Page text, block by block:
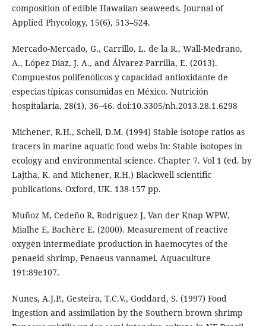
composition of edible Hawaiian seaweeds. Journal of
Applied Phycology, 15(6), 513–524.
Mercado-Mercado, G., Carrillo, L. de la R., Wall-Medrano,
A., López Díaz, J. A., and Álvarez-Parrilla, E. (2013).
Compuestos polifenólicos y capacidad antioxidante de
especias típicas consumidas en México. Nutrición
hospitalaria, 28(1), 36–46. doi:10.3305/nh.2013.28.1.6298
Michener, R.H., Schell, D.M. (1994) Stable isotope ratios as
tracers in marine aquatic food webs In: Stable isotopes in
ecology and environmental science. Chapter 7. Vol 1 (ed. by
Lajtha, K. and Michener, R.H.) Blackwell scientific
publications. Oxford, UK. 138-157 pp.
Muñoz M, Cedeño R, Rodríguez J, Van der Knap WPW,
Mialhe E, Bachère E. (2000). Measurement of reactive
oxygen intermediate production in haemocytes of the
penaeid shrimp, Penaeus vannamei. Aquaculture
191:89e107.
Nunes, A.J.P., Gesteira, T.C.V., Goddard, S. (1997) Food
ingestion and assimilation by the Southern brown shrimp